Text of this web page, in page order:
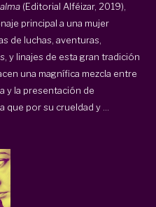
(Editorial Alféizar, 2019),
principal a una mujer
de luchas, aventuras,
y linajes de esta gran tradición
una magnífica mezcla entre
y la presentación de
que por su crueldad y ...